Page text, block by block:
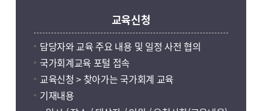
교육신청
담당자와 교육 주요 내용 및 일정 사전 협의
국가회계교육 포털 접속
교육신청 > 찾아가는 국가회계 교육
기재내용